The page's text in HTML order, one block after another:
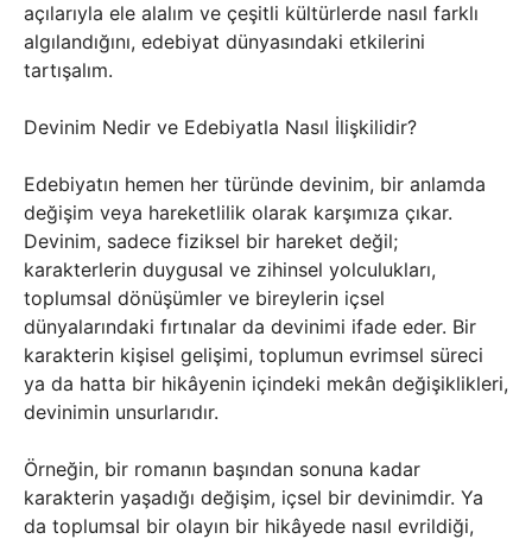
açılarıyla ele alalım ve çeşitli kültürlerde nasıl farklı
algılandığını, edebiyat dünyasındaki etkilerini
tartışalım.
Devinim Nedir ve Edebiyatla Nasıl İlişkilidir?
Edebiyatın hemen her türünde devinim, bir anlamda
değişim veya hareketlilik olarak karşımıza çıkar.
Devinim, sadece fiziksel bir hareket değil;
karakterlerin duygusal ve zihinsel yolculukları,
toplumsal dönüşümler ve bireylerin içsel
dünyalarındaki fırtınalar da devinimi ifade eder. Bir
karakterin kişisel gelişimi, toplumun evrimsel süreci
ya da hatta bir hikâyenin içindeki mekân değişiklikleri,
devinimin unsurlarıdır.
Örneğin, bir romanın başından sonuna kadar
karakterin yaşadığı değişim, içsel bir devinimdir. Ya
da toplumsal bir olayın bir hikâyede nasıl evrildiği,